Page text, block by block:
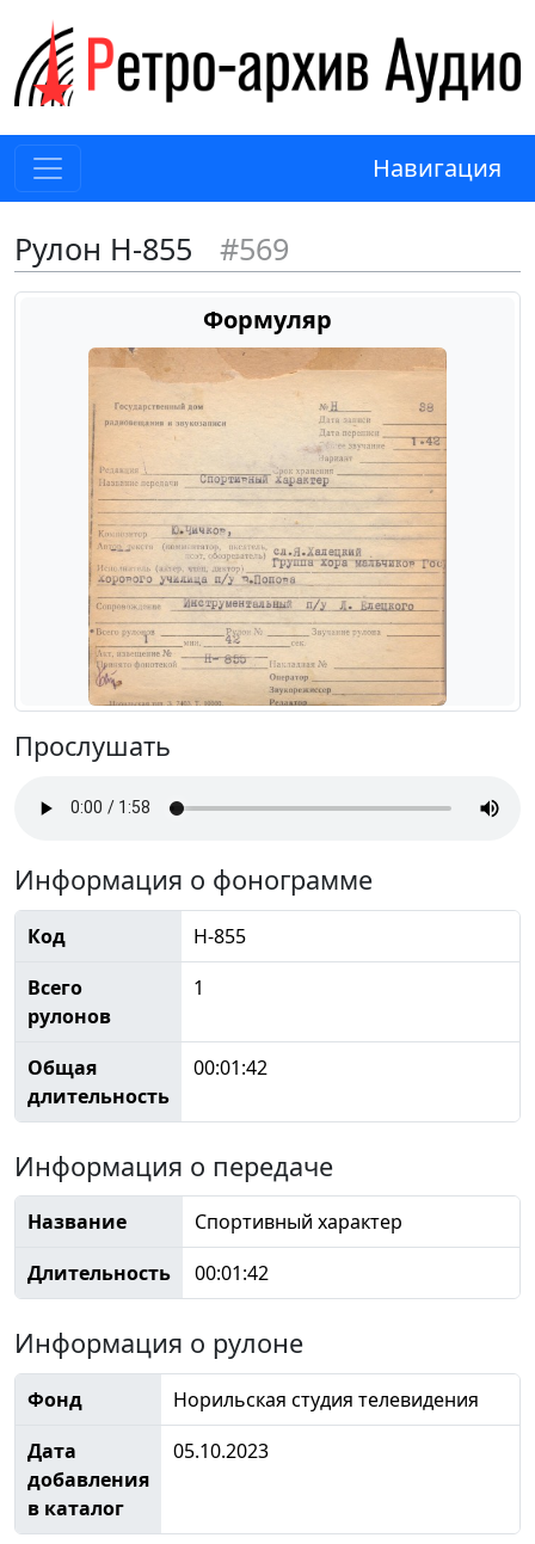
Навигация
Рулон Н-855 #569
Формуляр
Прослушать
Информация о фонограмме
Код
Н-855
Всего
рулонов
1
Общая
длительность
00:01:42
Информация о передаче
Название
Спортивный характер
Длительность
00:01:42
Информация о рулоне
Фонд
Норильская студия телевидения
Дата
добавления
в каталог
05.10.2023